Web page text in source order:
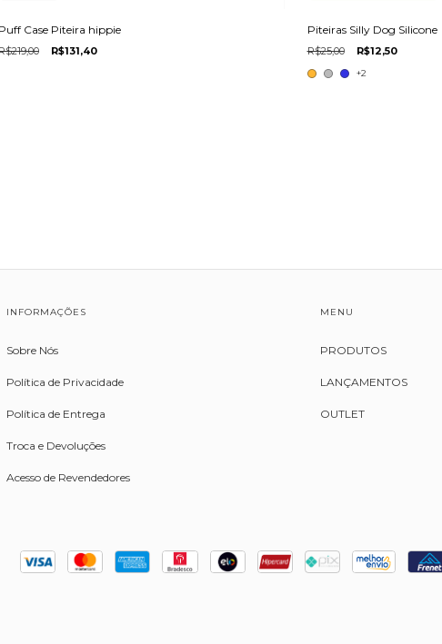
Puff Case Piteira hippie
R$131,40
Piteiras Silly Dog Silicone
R$25,00 R$12,50
+2
INFORMAÇÕES
Sobre Nós
Política de Privacidade
Política de Entrega
Troca e Devoluções
Acesso de Revendedores
MENU
PRODUTOS
LANÇAMENTOS
OUTLET